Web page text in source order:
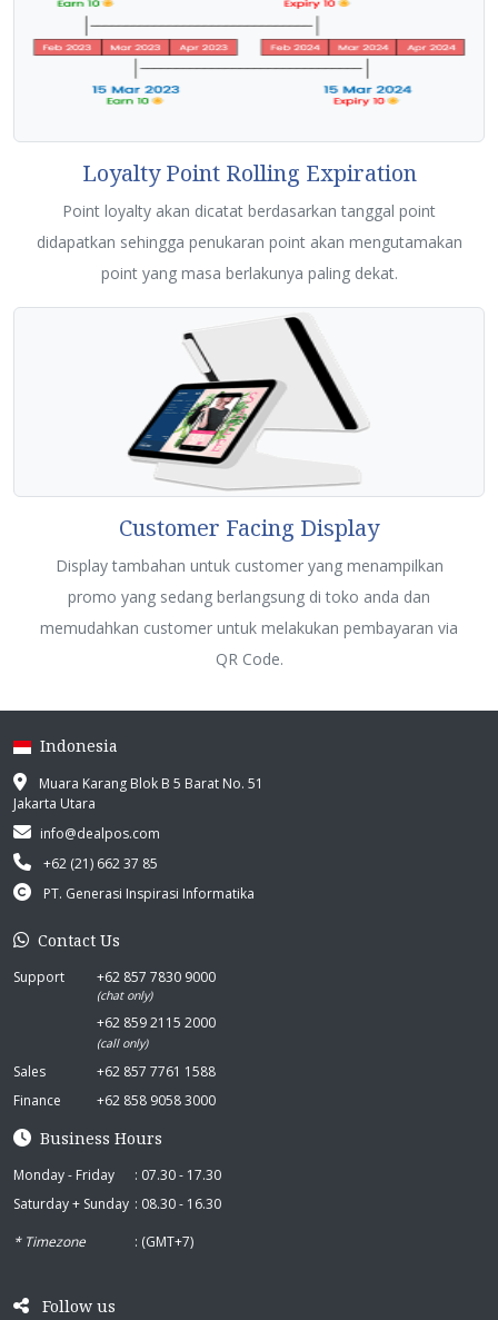
Loyalty Point Rolling Expiration
Point loyalty akan dicatat berdasarkan tanggal point
didapatkan sehingga penukaran point akan mengutamakan
point yang masa berlakunya paling dekat.
Customer Facing Display
Display tambahan untuk customer yang menampilkan
promo yang sedang berlangsung di toko anda dan
memudahkan customer untuk melakukan pembayaran via
QR Code.
Indonesia
Muara Karang Blok B 5 Barat No. 51
Jakarta Utara
info@dealpos.com
+62 (21) 662 37 85
PT. Generasi Inspirasi Informatika
Contact Us
Support +62 857 7830 9000
(chat only)
+62 859 2115 2000
(call only)
Sales
+62 857 7761 1588
Finance
+62 858 9058 3000
Business Hours
Monday - Friday
: 07.30 - 17.30
Saturday + Sunday : 08.30 - 16.30
* Timezone
: (GMT+7)
Follow us